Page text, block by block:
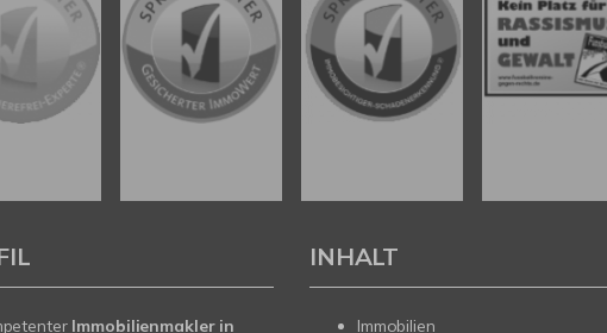
Immobilienmakler in
INHALT
Immobilien